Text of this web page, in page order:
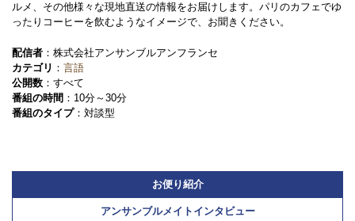
ルメ、その他様々な現地直送の情報をお届けします。パリのカフェでゆ
ったりコーヒーを飲むようなイメージで、お聞きください。
配信者 ：株式会社アンサンブルアンフランセ
カテゴリ ： 言語
公開数 ：すべて
番組の時間 ：10分～30分
番組のタイプ：対談型
お便り紹介
アンサンブルメイトインタビュー